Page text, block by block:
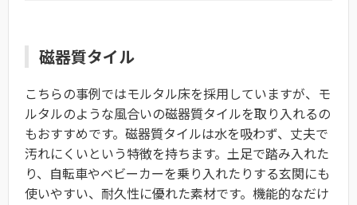
磁器質タイル
こちらの事例ではモルタル床を採用していますが、モ
ルタルのような風合いの磁器質タイルを取り入れるの
もおすすめです。磁器質タイルは水を吸わず、丈夫で
汚れにくいという特徴を持ちます。土足で踏み入れた
り、自転車やベビーカーを乗り入れたりする玄関にも
使いやすい、耐久性に優れた素材です。機能的なだけ